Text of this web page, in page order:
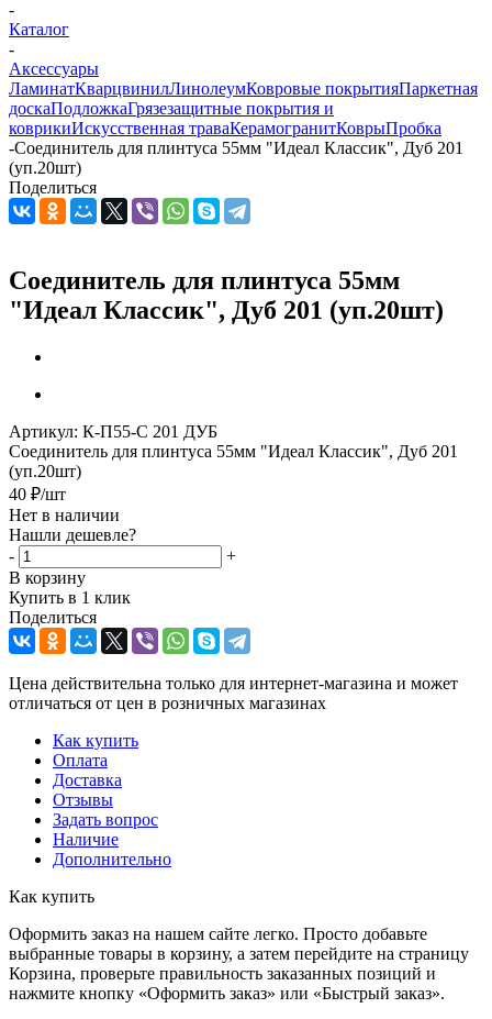
-
Каталог
-
Аксессуары
ЛаминатКварцвинилЛинолеумКовровые покрытияПаркетная
доскаПодложкаГрязезащитные покрытия и
коврикиИскусственная траваКерамогранитКоврыПробка
-Соединитель для плинтуса 55мм "Идеал Классик", Дуб 201
(уп.20шт)
Поделиться
Соединитель для плинтуса 55мм
"Идеал Классик", Дуб 201 (уп.20шт)
Артикул: К-П55-С 201 ДУБ
Соединитель для плинтуса 55мм "Идеал Классик", Дуб 201
(уп.20шт)
40 ₽/шт
Нет в наличии
Нашли дешевле?
-
+
В корзину
Купить в 1 клик
Поделиться
Цена действительна только для интернет-магазина и может
отличаться от цен в розничных магазинах
Как купить
Оплата
Доставка
Отзывы
Задать вопрос
Наличие
Дополнительно
Как купить
Оформить заказ на нашем сайте легко. Просто добавьте
выбранные товары в корзину, а затем перейдите на страницу
Корзина, проверьте правильность заказанных позиций и
нажмите кнопку «Оформить заказ» или «Быстрый заказ».